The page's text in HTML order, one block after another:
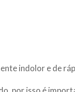
indolor e de